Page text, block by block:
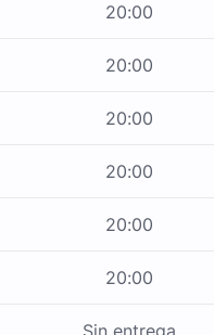
20:00
20:00
20:00
20:00
20:00
20:00